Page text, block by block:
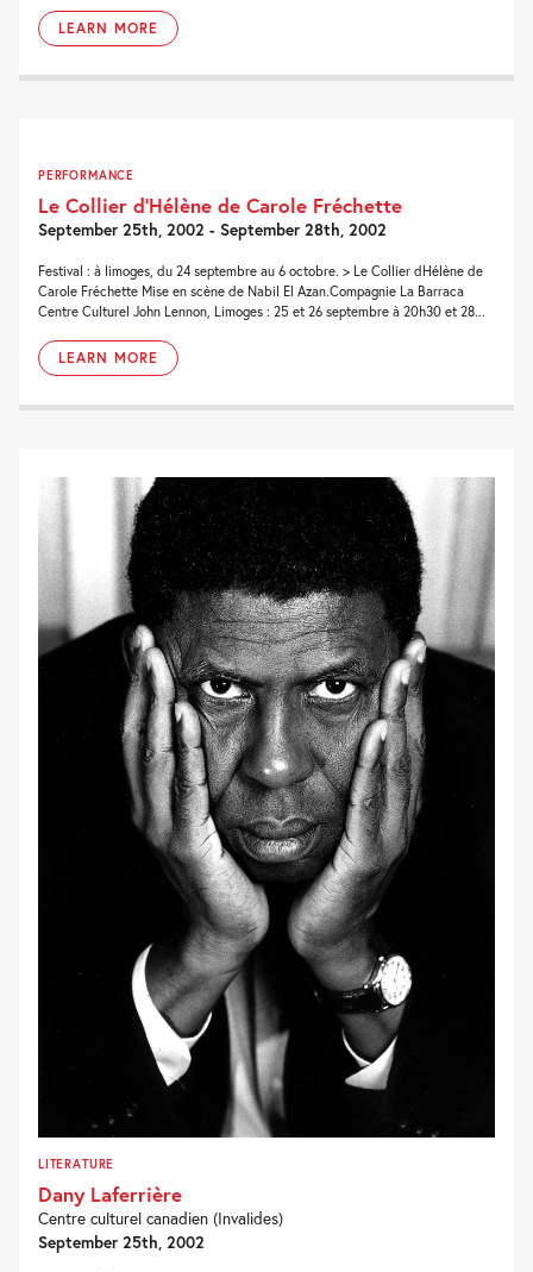
LEARN MORE
PERFORMANCE
Le Collier d’Hélène de Carole Fréchette
September 25th, 2002 - September 28th, 2002
Festival : à limoges, du 24 septembre au 6 octobre. > Le Collier dHélène de
Carole Fréchette Mise en scène de Nabil El Azan.Compagnie La Barraca
Centre Culturel John Lennon, Limoges : 25 et 26 septembre à 20h30 et 28...
LEARN MORE
LITERATURE
Dany Laferrière
Centre culturel canadien (Invalides)
September 25th, 2002